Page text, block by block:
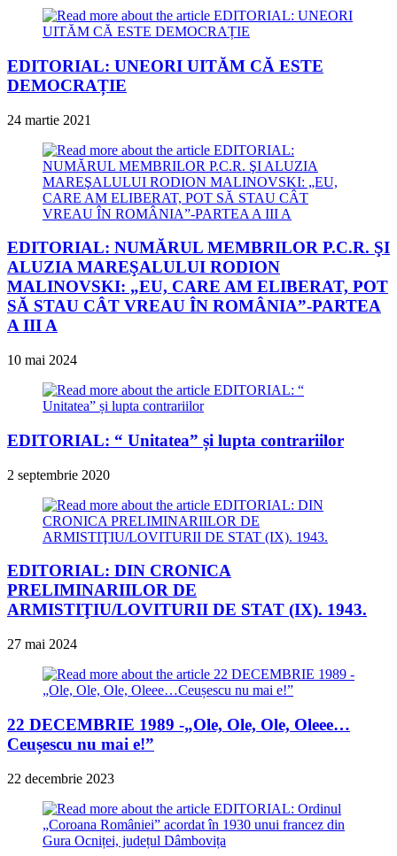
EDITORIAL: UNEORI UITĂM CĂ ESTE
DEMOCRAȚIE
24 martie 2021
EDITORIAL: NUMĂRUL MEMBRILOR P.C.R. ŞI
ALUZIA MAREŞALULUI RODION
MALINOVSKI: „EU, CARE AM ELIBERAT, POT
SĂ STAU CÂT VREAU ÎN ROMÂNIA”-PARTEA
A III A
10 mai 2024
EDITORIAL: “ Unitatea” și lupta contrariilor
2 septembrie 2020
EDITORIAL: DIN CRONICA
PRELIMINARIILOR DE
ARMISTIŢIU/LOVITURII DE STAT (IX). 1943.
27 mai 2024
22 DECEMBRIE 1989 -„Ole, Ole, Ole, Oleee…
Ceușescu nu mai e!”
22 decembrie 2023